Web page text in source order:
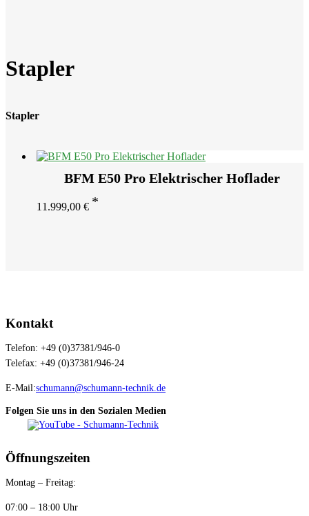
Stapler
Stapler
BFM E50 Pro Elektrischer Hoflader
11.999,00 €
Kontakt
Telefon: +49 (0)37381/946-0
Telefax: +49 (0)37381/946-24
E-Mail:schumann@schumann-technik.de
Folgen Sie uns in den Sozialen Medien
Öffnungszeiten
Montag – Freitag:
07:00 – 18:00 Uhr